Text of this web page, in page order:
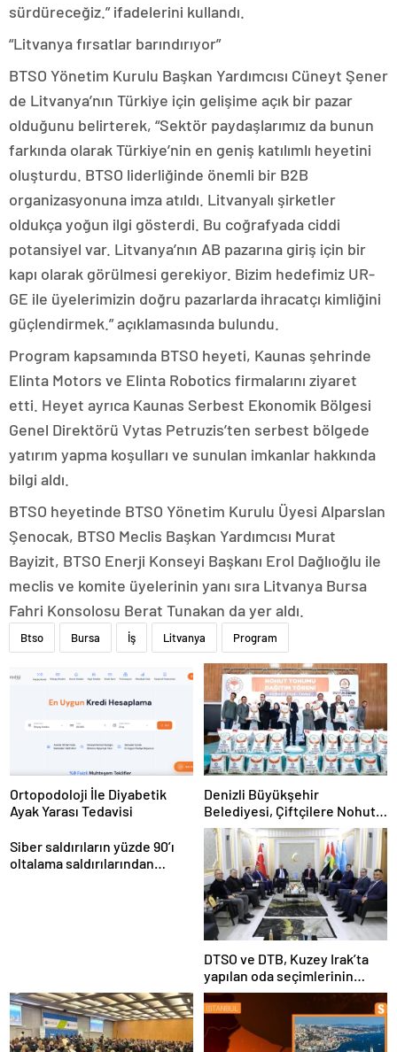
sürdüreceğiz.” ifadelerini kullandı.
“Litvanya fırsatlar barındırıyor”
BTSO Yönetim Kurulu Başkan Yardımcısı Cüneyt Şener
de Litvanya’nın Türkiye için gelişime açık bir pazar
olduğunu belirterek, “Sektör paydaşlarımız da bunun
farkında olarak Türkiye’nin en geniş katılımlı heyetini
oluşturdu. BTSO liderliğinde önemli bir B2B
organizasyonuna imza atıldı. Litvanyalı şirketler
oldukça yoğun ilgi gösterdi. Bu coğrafyada ciddi
potansiyel var. Litvanya’nın AB pazarına giriş için bir
kapı olarak görülmesi gerekiyor. Bizim hedefimiz UR-
GE ile üyelerimizin doğru pazarlarda ihracatçı kimliğini
güçlendirmek.” açıklamasında bulundu.
Program kapsamında BTSO heyeti, Kaunas şehrinde
Elinta Motors ve Elinta Robotics firmalarını ziyaret
etti. Heyet ayrıca Kaunas Serbest Ekonomik Bölgesi
Genel Direktörü Vytas Petruzis’ten serbest bölgede
yatırım yapma koşulları ve sunulan imkanlar hakkında
bilgi aldı.
BTSO heyetinde BTSO Yönetim Kurulu Üyesi Alparslan
Şenocak, BTSO Meclis Başkan Yardımcısı Murat
Bayizit, BTSO Enerji Konseyi Başkanı Erol Dağlıoğlu ile
meclis ve komite üyelerinin yanı sıra Litvanya Bursa
Fahri Konsolosu Berat Tunakan da yer aldı.
Btso Bursa İş Litvanya Program
Ortopodoloji İle Diyabetik
Ayak Yarası Tedavisi
Denizli Büyükşehir
Belediyesi, Çiftçilere Nohut
Tohumu Desteği Veriyor
Siber saldırıların yüzde 90’ı
oltalama saldırılarından
DTSO ve DTB, Kuzey Irak’ta
yapılan oda seçimlerinin
ardından işbirliklerini
güçlendirmek için ziyaretler
gerçekleştirdi